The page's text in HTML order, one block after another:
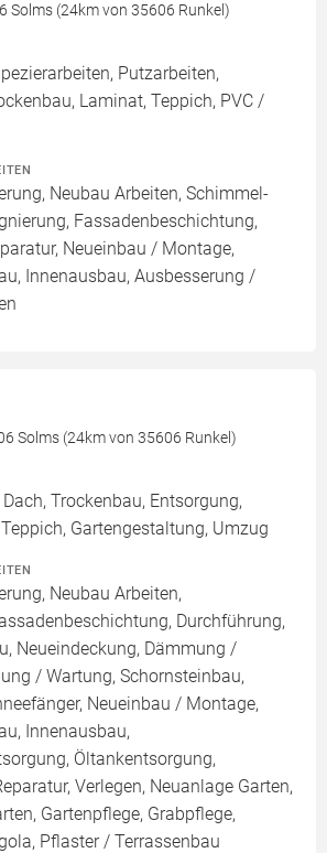
Solms (24km von 35606 Runkel)
Putzarbeiten,
Laminat, Teppich, PVC /
Neubau Arbeiten, Schimmel-
Fassadenbeschichtung,
Neueinbau / Montage,
Innenausbau, Ausbesserung /
Solms (24km von 35606 Runkel)
Trockenbau, Entsorgung,
Gartengestaltung, Umzug
Neubau Arbeiten,
Durchführung,
Neueindeckung, Dämmung /
/ Wartung, Schornsteinbau,
Neueinbau / Montage,
Innenausbau,
Öltankentsorgung,
Verlegen, Neuanlage Garten,
Gartenpflege, Grabpflege,
Pflaster / Terrassenbau